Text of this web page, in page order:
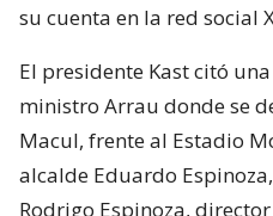
su cuenta en la red social
El presidente Kast citó
ministro Arrau donde se
Macul, frente al Estadio
alcalde Eduardo
Rodrigo Espinoza,